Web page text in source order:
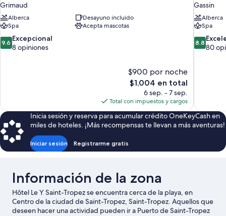
Grimaud
Alberca
Desayuno incluido
Spa
Acepta mascotas
9.6
de
9.6 Excepcional
8 opiniones
$900 por noche
El
precio
actual
es
de
$1,004
$1,004 en total
6 sep. - 7 sep.
Total con impuestos y cargos
Gassin
Alberca
Spa
8.8
de
8.8
80
Inicia sesión y reserva para acumular crédito OneKeyCash en
miles de hoteles. ¡Más recompensas te llevan a más aventuras!
Iniciar sesión Registrarme gratis
Información de la zona
Hôtel Le Y Saint-Tropez se encuentra cerca de la playa, en
Centro de la ciudad de Saint-Tropez, Saint-Tropez. Aquellos que
deseen hacer una actividad pueden ir a Puerto de Saint-Tropez